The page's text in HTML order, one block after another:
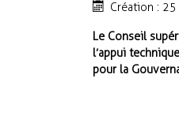
Création :
Le Conseil
l’appui
pour la